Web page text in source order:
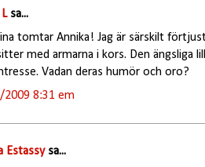
sa...
tomtar Annika! Jag är särskilt
med armarna i kors. Den ängsliga
Vadan deras humör och oro?
2009 8:31 em
Estassysa...